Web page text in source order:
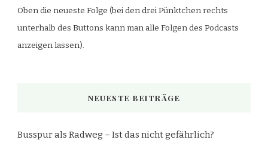
Oben die neueste Folge (bei den drei Pünktchen rechts
unterhalb des Buttons kann man alle Folgen des Podcasts
anzeigen lassen).
NEUESTE BEITRÄGE
Busspur als Radweg – Ist das nicht gefährlich?